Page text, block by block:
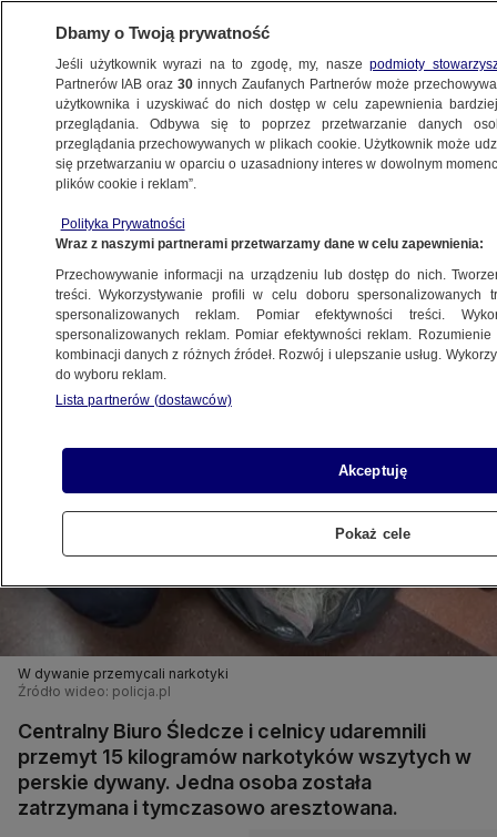
WARSZAWA
NAJNOWSZE
"Niespotykany przemyt"
22.01.2014, 12:55
Udostępnij
W dywanie przemycali narkotyki
Źródło wideo: policja.pl
Centralny Biuro Śledcze i celnicy udaremnili
przemyt 15 kilogramów narkotyków wszytych w
perskie dywany. Jedna osoba została
zatrzymana i tymczasowo aresztowana.
Dbamy o Twoją prywatność
Jeśli użytkownik wyrazi na to zgodę, my, naszepodmioty
Partnerów IAB oraz30 innych Zaufanych Partnerów może
użytkownika i uzyskiwać do nich dostęp w celu zapewnienia
przeglądania. Odbywa się to poprzez przetwarzanie danych
przeglądania przechowywanych w plikach cookie. Użytkownik może
się przetwarzaniu w oparciu o uzasadniony interes w dowolnym
plików cookie i reklam”.
Polityka Prywatności
Wraz z naszymi partnerami przetwarzamy dane w celu zapewnienia:
Przechowywanie informacji na urządzeniu lub dostęp do nich.
treści. Wykorzystywanie profili w celu doboru spersonalizowanych
spersonalizowanych reklam. Pomiar efektywności treści.
spersonalizowanych reklam. Pomiar efektywności reklam.
kombinacji danych z różnych źródeł. Rozwój i ulepszanie usług.
do wyboru reklam.
Lista partnerów (dostawców)
Akceptuję
Pokaż cele